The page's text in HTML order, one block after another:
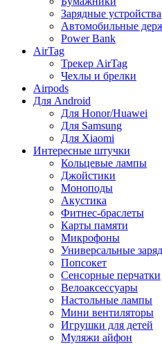
Зарядные устройства
Автомобильные
Power Bank
AirTag
Трекер AirTag
Чехлы и брелки
Airpods
Для Android
Для Honor/Huawei
Для Samsung
Для Xiaomi
Интересные штучки
Кольцевые лампы
Джойстики
Моноподы
Акустика
Фитнес-браслеты
Карты памяти
Микрофоны
Универсальные
Попсокет
Сенсорные перчатки
Велоаксессуары
Настольные лампы
Мини вентиляторы
Игрушки для детей
Муляжи айфон